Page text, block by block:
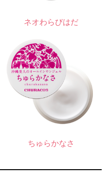
ネオわらびはだ
ちゅらかなさ